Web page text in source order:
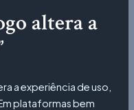
altera a
a experiência de uso,
plataformas bem